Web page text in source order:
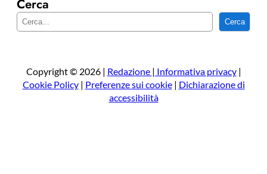
Cerca
e
a
Cerca
Copyright © 2026 | Redazione | Informativa privacy|
Cookie Policy| Preferenze sui cookie| Dichiarazione di
accessibilità